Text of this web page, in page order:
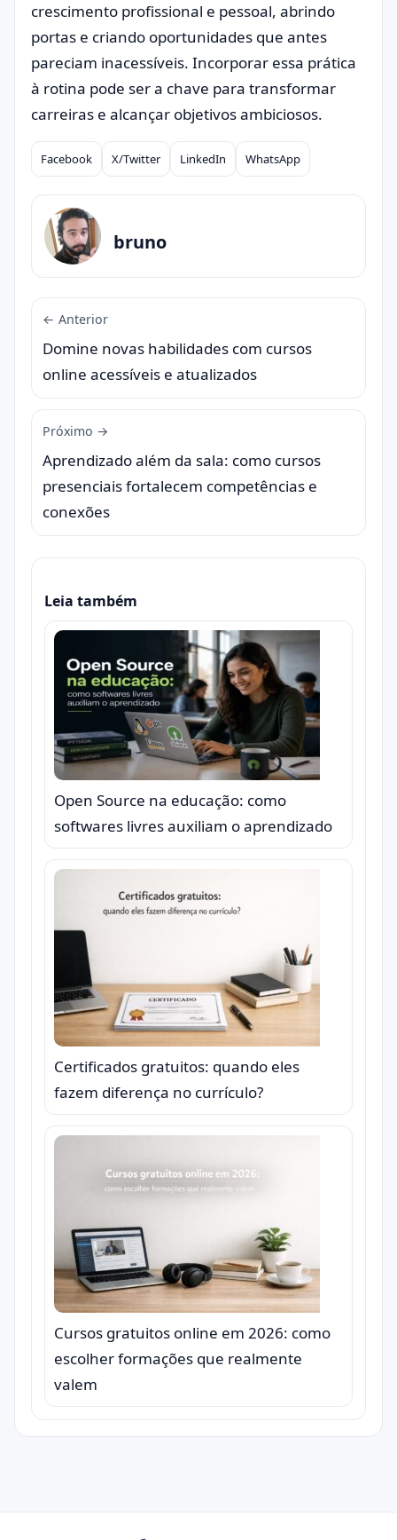
crescimento profissional e pessoal, abrindo
portas e criando oportunidades que antes
pareciam inacessíveis. Incorporar essa prática
à rotina pode ser a chave para transformar
carreiras e alcançar objetivos ambiciosos.
Compartilhar
Facebook X/Twitter LinkedIn WhatsApp
bruno
← Anterior
Domine novas habilidades com cursos
online acessíveis e atualizados
Próximo →
Aprendizado além da sala: como cursos
presenciais fortalecem competências e
conexões
Leia também
Open Source na educação: como
softwares livres auxiliam o aprendizado
Certificados gratuitos: quando eles
fazem diferença no currículo?
Cursos gratuitos online em 2026: como
escolher formações que realmente
valem